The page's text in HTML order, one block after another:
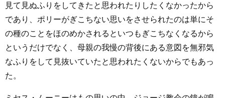
見て見ぬふりをしてきたと思われたりしたくなかったから
であり、ポリーがぎこちない思いをさせられたのは単にそ
の種のことをほのめかされるといつもぎこちなくなるから
というだけでなく、母親の我慢の背後にある意図を無邪気
なふりをして見抜いていたと思われたくないからでもあっ
た。